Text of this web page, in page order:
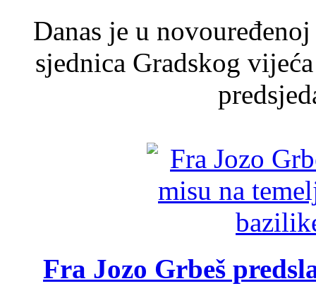
Danas je u
sjednica Gradskog
Fra Jozo Grbeš